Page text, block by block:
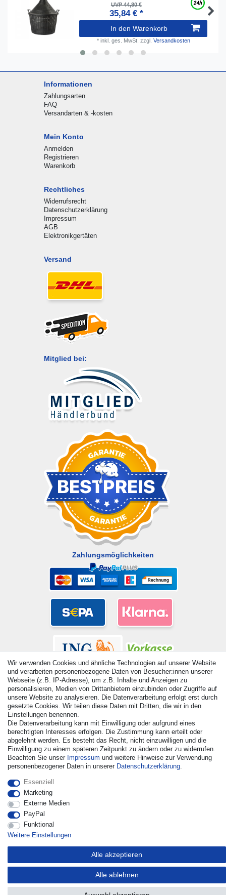
UVP 44,80 €
35,84 € *
In den Warenkorb
* inkl. ges. MwSt. zzgl. Versandkosten
Informationen
Zahlungsarten
FAQ
Versandarten & -kosten
Mein Konto
Anmelden
Registrieren
Warenkorb
Rechtliches
Widerrufsrecht
Datenschutzerklärung
Impressum
AGB
Elektronikgertäten
Versand
Mitglied bei:
Zahlungsmöglichkeiten
© Copyright 2026 | Alle Rechte vorbehalten. - Alle Rechte
vorbehalten. Preisangaben inkl. gesetzl. 19% MwSt. |
Grundpreise siehe Artikeldetail | *Gilt für Lieferungen nach
Vertrag widerrufen Kontakt
Wir verwenden Cookies und ähnliche Technologien auf unserer Website
und verarbeiten personenbezogene Daten von Besucher:innen unserer
Webseite (z.B. IP-Adresse), um z.B. Inhalte und Anzeigen zu
personalisieren, Medien von Drittanbietern einzubinden oder Zugriffe auf
unsere Website zu analysieren. Die Datenverarbeitung erfolgt erst durch
gesetzte Cookies. Wir teilen diese Daten mit Dritten, die wir in den
Einstellungen benennen.
Die Datenverarbeitung kann mit Einwilligung oder aufgrund eines
berechtigten Interesses erfolgen. Die Zustimmung kann erteilt oder
abgelehnt werden. Es besteht das Recht, nicht einzuwilligen und die
Einwilligung zu einem späteren Zeitpunkt zu ändern oder zu widerrufen.
Beachten Sie unser Impressum und weitere Hinweise zur Verwendung
personenbezogener Daten in unserer Daten­schutz­erklärung.
Essenziell
Marketing
Externe Medien
PayPal
Funktional
Weitere Einstellungen
Alle akzeptieren
Alle ablehnen